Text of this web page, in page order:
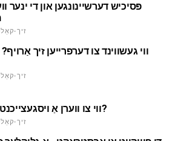
פּסיכיש דערשיינונגען און די ינער
זיך-
ווי געשווינד צו דערפרייען זיך
זיך-
ווי צו ווערן אַ ויסגעצייכנט תּלמיד?
זיך-